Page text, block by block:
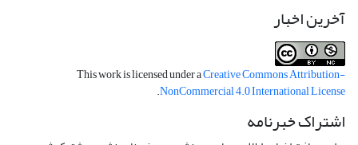
آخرین اخبار
This work is licensed under aCreative Commons Attribution-
NonCommercial 4.0 International License
.
اشتراک خبرنامه